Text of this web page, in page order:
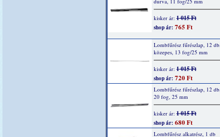
kisker ár: 1 015 Ft
shop ár: 765 Ft
Lombfűrész fűrészlap, 12
közepes, 13 fog/25 mm
kisker ár: 1 015 Ft
shop ár: 720 Ft
Lombfűrész fűrészlap, 12
20 fog, 25 mm
kisker ár: 1 015 Ft
shop ár: 680 Ft
Lombfűrész alkatrész, 1 db